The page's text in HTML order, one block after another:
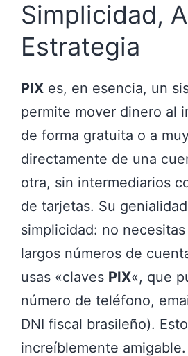
Simplicidad,
Estrategia
PIX es, en esencia, un
permite mover dinero al
de forma gratuita o a
directamente de una
otra, sin intermediarios
de tarjetas. Su
simplicidad: no
largos números de
usas «claves PIX«, que
número de teléfono,
DNI fiscal brasileño).
increíblemente